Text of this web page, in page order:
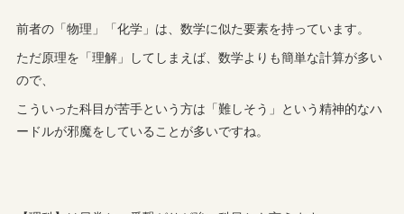
前者の「物理」「化学」は、数学に似た要素を持っています。
ただ原理を「理解」してしまえば、数学よりも簡単な計算が多い
ので、
こういった科目が苦手という方は「難しそう」という精神的なハ
ードルが邪魔をしていることが多いですね。